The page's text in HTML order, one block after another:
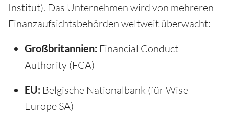
Institut). Das Unternehmen wird von mehreren
Finanzaufsichtsbehörden weltweit überwacht:
Großbritannien: Financial Conduct
Authority (FCA)
EU: Belgische Nationalbank (für Wise
Europe SA)